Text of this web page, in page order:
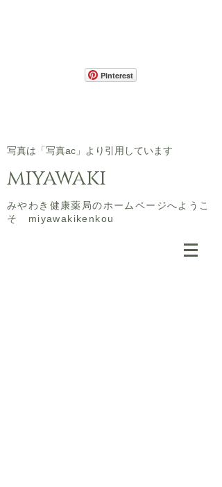
Pinterest
​写真は「写真ac」より引用しています
miyawaki
​みやわき健康薬局のホームページへようこ
そ miyawakikenkou